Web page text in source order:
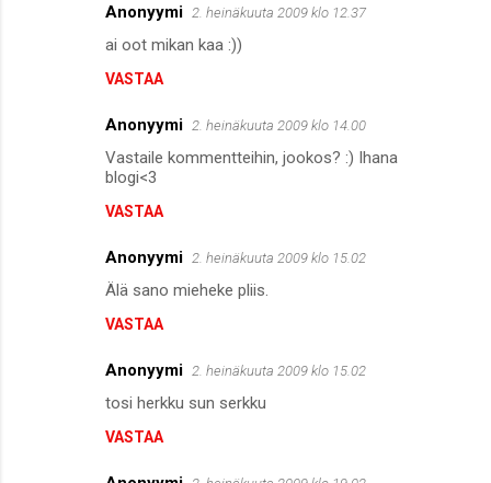
Anonyymi 2. heinäkuuta 2009 klo 12.37
ai oot mikan kaa :))
VASTAA
Anonyymi 2. heinäkuuta 2009 klo 14.00
Vastaile kommentteihin, jookos? :) Ihana
blogi<3
VASTAA
Anonyymi 2. heinäkuuta 2009 klo 15.02
Älä sano mieheke pliis.
VASTAA
Anonyymi 2. heinäkuuta 2009 klo 15.02
tosi herkku sun serkku
VASTAA